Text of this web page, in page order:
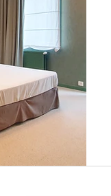
Tapis pour Bureaux
Bureaux